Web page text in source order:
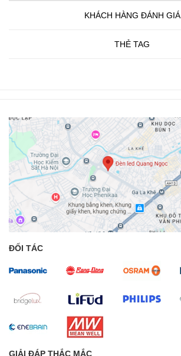
KHÁCH HÀNG ĐÁNH GIÁ
THẺ TAG
ĐỐI TÁC
GIẢI ĐÁP THẮC MẮC